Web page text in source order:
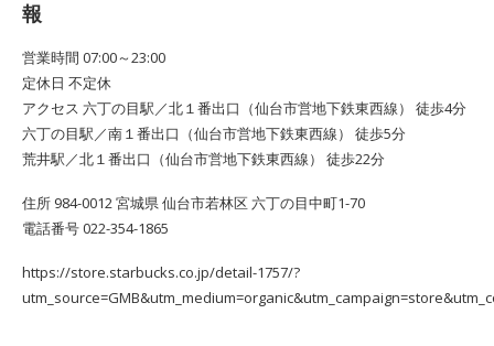
報
営業時間 07:00～23:00
定休日 不定休
アクセス 六丁の目駅／北１番出口（仙台市営地下鉄東西線） 徒歩4分
六丁の目駅／南１番出口（仙台市営地下鉄東西線） 徒歩5分
荒井駅／北１番出口（仙台市営地下鉄東西線） 徒歩22分
住所 984-0012 宮城県 仙台市若林区 六丁の目中町1-70
電話番号 022-354-1865
https://store.starbucks.co.jp/detail-1757/?